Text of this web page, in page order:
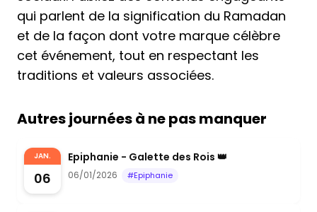
qui parlent de la signification du Ramadan
et de la façon dont votre marque célèbre
cet événement, tout en respectant les
traditions et valeurs associées.
Autres journées à ne pas manquer
JAN.
06
Epiphanie - Galette des Rois 👑
06/01/2026 #Epiphanie